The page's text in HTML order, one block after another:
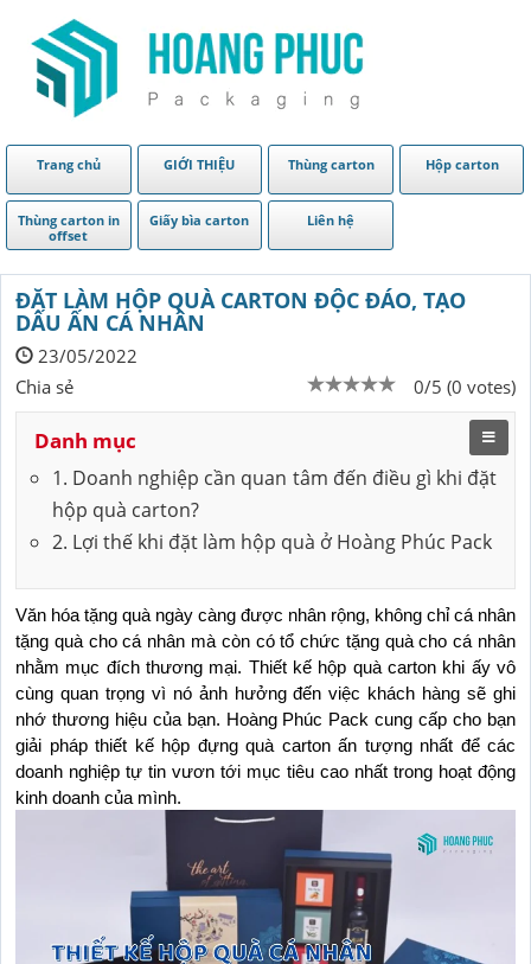
Trang chủ GIỚI THIỆU Thùng carton Hộp carton
Thùng carton in
offset
Giấy bìa carton Liên hệ
ĐẶT LÀM HỘP QUÀ CARTON ĐỘC ĐÁO, TẠO
DẤU ẤN CÁ NHÂN
23/05/2022
0/5 (0 votes)
Chia sẻ
Danh mục
1. Doanh nghiệp cần quan tâm đến điều gì khi đặt
hộp quà carton?
2. Lợi thế khi đặt làm hộp quà ở Hoàng Phúc Pack
Văn hóa tặng quà ngày càng được nhân rộng, không chỉ cá nhân
tặng quà cho cá nhân mà còn có tổ chức tặng quà cho cá nhân
nhằm mục đích thương mại. Thiết kế hộp quà carton khi ấy vô
cùng quan trọng vì nó ảnh hưởng đến việc khách hàng sẽ ghi
nhớ thương hiệu của bạn. Hoàng Phúc Pack cung cấp cho bạn
giải pháp thiết kế hộp đựng quà carton ấn tượng nhất để các
doanh nghiệp tự tin vươn tới mục tiêu cao nhất trong hoạt động
kinh doanh của mình.